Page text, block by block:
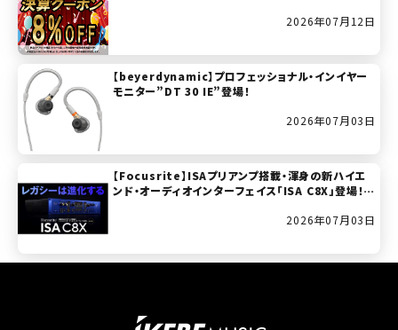
2026年07月12日
【beyerdynamic】プロフェッショナル・インイヤー
モニター”DT 30 IE”登場！
2026年07月03日
【Focusrite】ISAプリアンプ搭載・渾身の新ハイエ
ンド・オーディオインターフェイス「ISA C8X」登場！(2
2026年07月03日